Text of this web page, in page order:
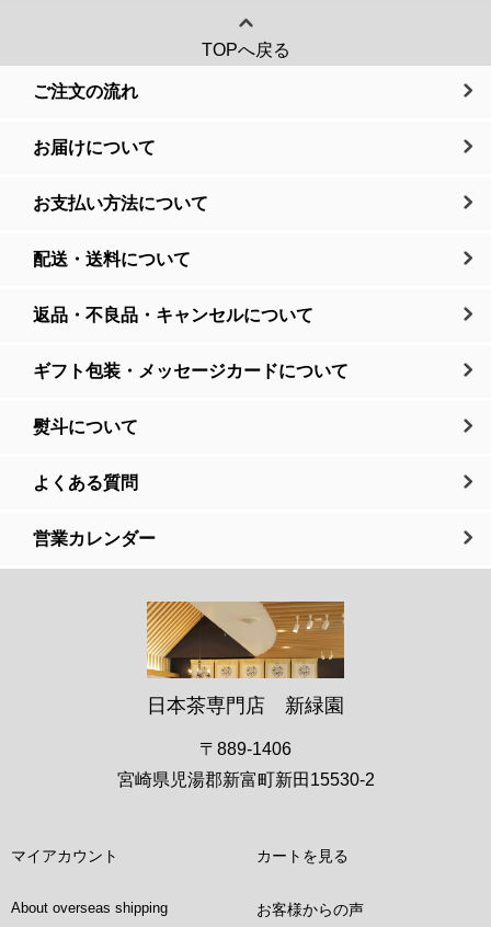
TOPへ戻る
ご注文の流れ
お届けについて
お支払い方法について
配送・送料について
返品・不良品・キャンセルについて
ギフト包装・メッセージカードについて
熨斗について
よくある質問
営業カレンダー
日本茶専門店 新緑園
〒889-1406
宮崎県児湯郡新富町新田15530-2
マイアカウント カートを見る
About overseas shipping お客様からの声